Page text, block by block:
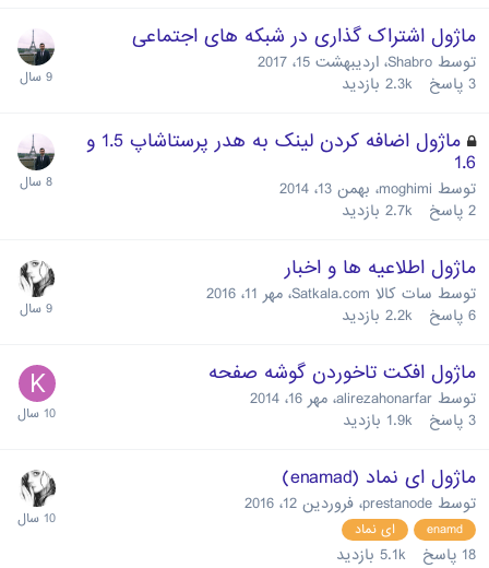
ماژول اشتراک گذاری در شبکه های اجتماعی
توسط Shabro، اردیبهشت 15، 2017
3 پاسخ 2.3k بازدید
ماژول اضافه کردن لینک به هدر پرستاشاپ 1.5 و
1.6
توسط moghimi، بهمن 13، 2014
2 پاسخ 2.7k بازدید
ماژول اطلاعیه ها و اخبار
توسط سات کالا Satkala.com ، مهر 11، 2016
6 پاسخ 2.2k بازدید
ماژول افکت تاخوردن گوشه صفحه
توسط alirezahonarfar، مهر 16، 2014
3 پاسخ 1.9k بازدید
ماژول ای نماد (enamad)
توسط prestanode، فروردین 12، 2016
enamd ای نماد
18 پاسخ 5.1k بازدید